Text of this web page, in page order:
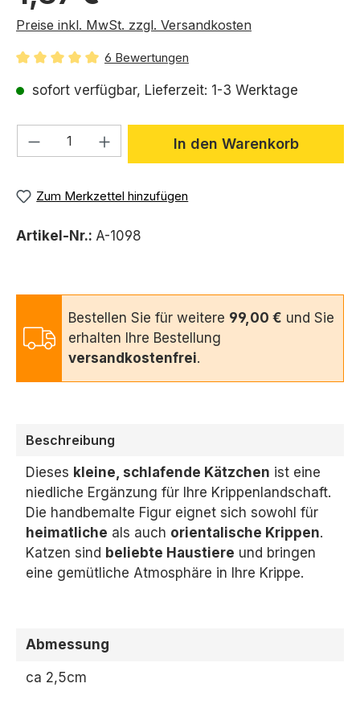
Preise inkl. MwSt. zzgl. Versandkosten
6 Bewertungen
sofort verfügbar, Lieferzeit: 1-3 Werktage
Produkt Anzahl: Gib denIn den Warenkorb
Zum Merkzettel hinzufügen
Artikel-Nr.: A-1098
Bestellen Sie für weitere 99,00 € und Sie
erhalten Ihre Bestellung
versandkostenfrei.
Beschreibung
Dieses kleine, schlafende Kätzchen ist eine
niedliche Ergänzung für Ihre Krippenlandschaft.
Die handbemalte Figur eignet sich sowohl für
heimatliche als auch orientalische Krippen.
Katzen sind beliebte Haustiere und bringen
eine gemütliche Atmosphäre in Ihre Krippe.
Abmessung
ca 2,5cm